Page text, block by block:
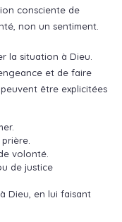
consciente de
non un sentiment.
la situation à Dieu.
et de faire
être explicitées
volonté.
de justice
Dieu, en lui faisant